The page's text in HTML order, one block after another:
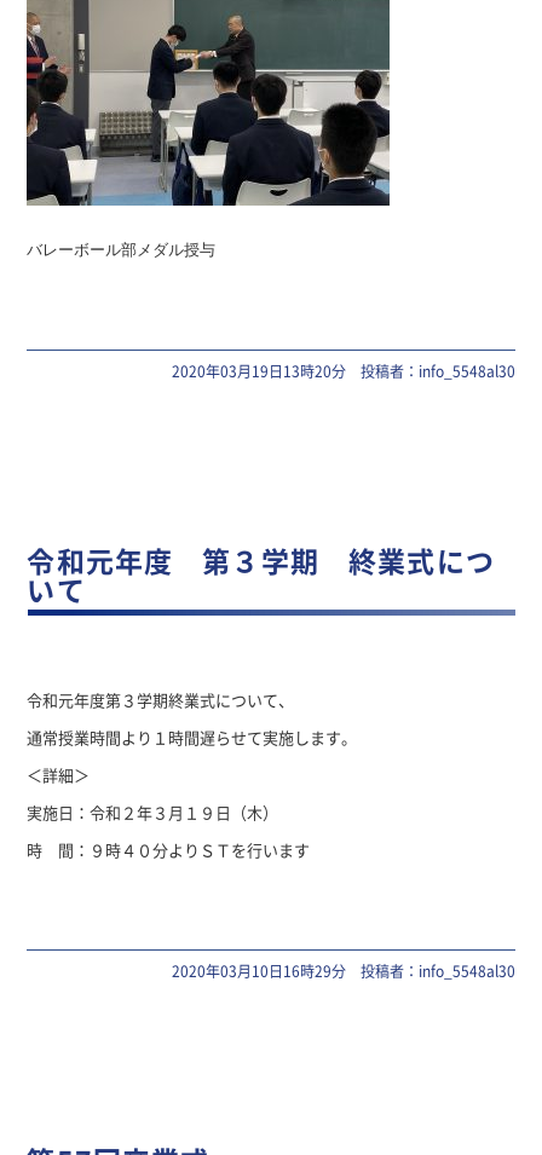
バレーボール部メダル授与
2020年03月19日13時20分 投稿者：info_5548al30
令和元年度 第３学期 終業式につ
いて
令和元年度第３学期終業式について、
通常授業時間より１時間遅らせて実施します。
＜詳細＞
実施日：令和２年３月１９日（木）
時 間：９時４０分よりＳＴを行います
2020年03月10日16時29分 投稿者：info_5548al30